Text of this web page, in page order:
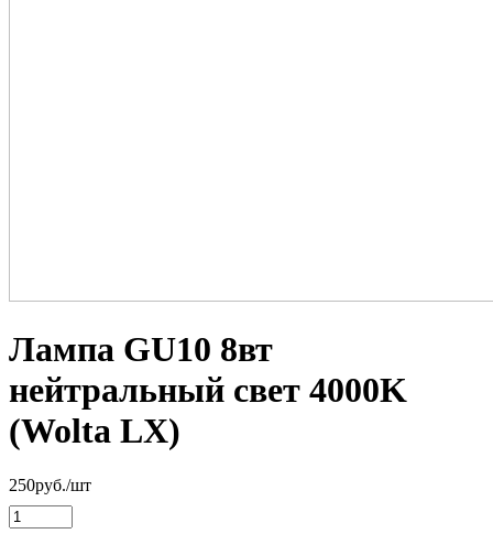
Лампа GU10 8вт
нейтральный свет 4000K
(Wolta LX)
250руб./шт